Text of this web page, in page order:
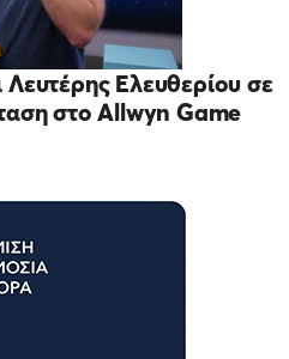
Ελευθερίου σε
στο Allwyn Game